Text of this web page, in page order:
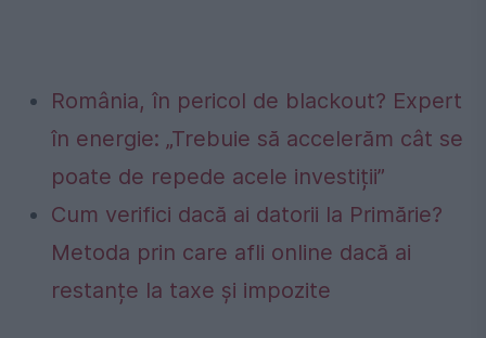
România, în pericol de blackout? Expert
în energie: „Trebuie să accelerăm cât se
poate de repede acele investiții”
Cum verifici dacă ai datorii la Primărie?
Metoda prin care afli online dacă ai
restanțe la taxe și impozite